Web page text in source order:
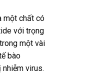
một chất có
với trọng
một vài
bào
virus.